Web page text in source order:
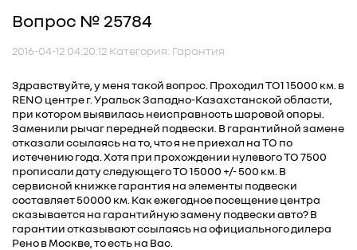
Вопрос № 25784
2016-04-12 04:20:12 Категория: Гарантия
Здравствуйте, у меня такой вопрос. Проходил ТО1 15000 км. в
RENO центре г. Уральск Западно-Казахстанской области,
при котором выявилась неисправность шаровой опоры.
Заменили рычаг передней подвески. В гарантийной замене
отказали ссылаясь на то, что я не приехал на ТО по
истечению года. Хотя при прохождении нулевого ТО 7500
прописали дату следующего ТО 15000 +/- 500 км. В
сервисной книжке гарантия на элементы подвески
составляет 50000 км. Как ежегодное посещение центра
сказывается на гарантийную замену подвески авто? В
гарантии отказывают ссылаясь на официального дилера
Рено в Москве, то есть на Вас.